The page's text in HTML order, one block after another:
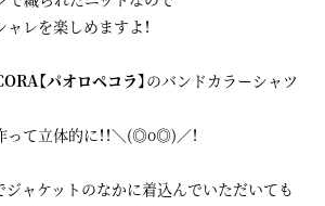
レを楽しめますよ！
【パオロペコラ】のバンドカラーシャツ
て立体的に！！＼(◎o◎)／！
ャケットのなかに着込んでいただいても